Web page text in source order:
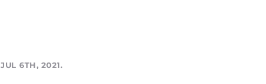
JUL 6TH, 2021.